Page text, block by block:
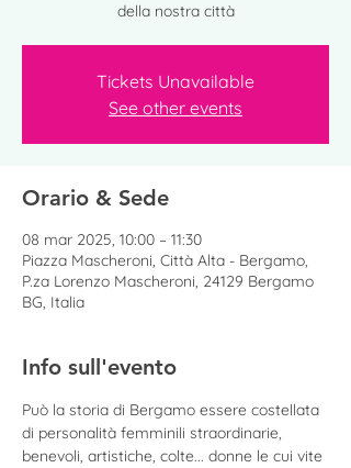
della nostra città
Tickets Unavailable
See other events
Orario & Sede
08 mar 2025, 10:00 – 11:30
Piazza Mascheroni, Città Alta - Bergamo,
P.za Lorenzo Mascheroni, 24129 Bergamo
BG, Italia
Info sull'evento
Può la storia di Bergamo essere costellata
di personalità femminili straordinarie,
benevoli, artistiche, colte... donne le cui vite